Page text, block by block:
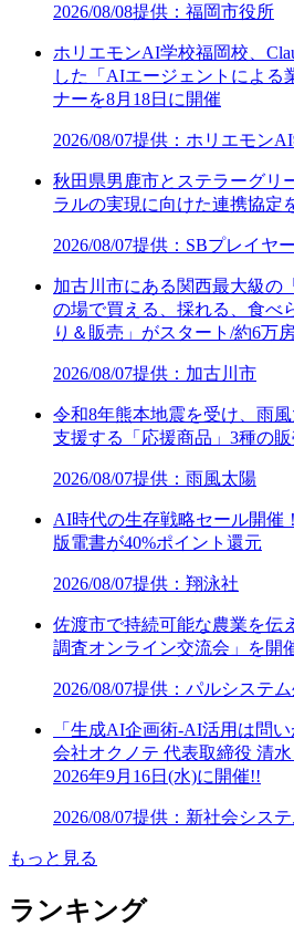
2026/08/08提供：福岡市役所
ホリエモンAI学校福岡校、
した「AIエージェントによる
ナーを8月18日に開催
2026/08/07提供：ホリエモン
秋田県男鹿市とステラーグリ
ラルの実現に向けた連携協定
2026/08/07提供：SBプレイヤ
加古川市にある関西最大級の
の場で買える、採れる、食べ
り＆販売」がスタート/約6万
2026/08/07提供：加古川市
令和8年熊本地震を受け、雨
支援する「応援商品」3種の
2026/08/07提供：雨風太陽
AI時代の生存戦略セール開催
版電書が40%ポイント還元
2026/08/07提供：翔泳社
佐渡市で持続可能な農業を伝
調査オンライン交流会」を開
2026/08/07提供：パルシステ
「生成AI企画術-AI活用は問
会社オクノテ 代表取締役 清
2026年9月16日(水)に開催!!
2026/08/07提供：新社会シス
もっと見る
ランキング